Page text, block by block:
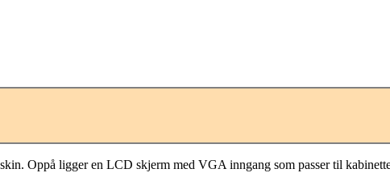
Oppå ligger en LCD skjerm med VGA inngang som passer til